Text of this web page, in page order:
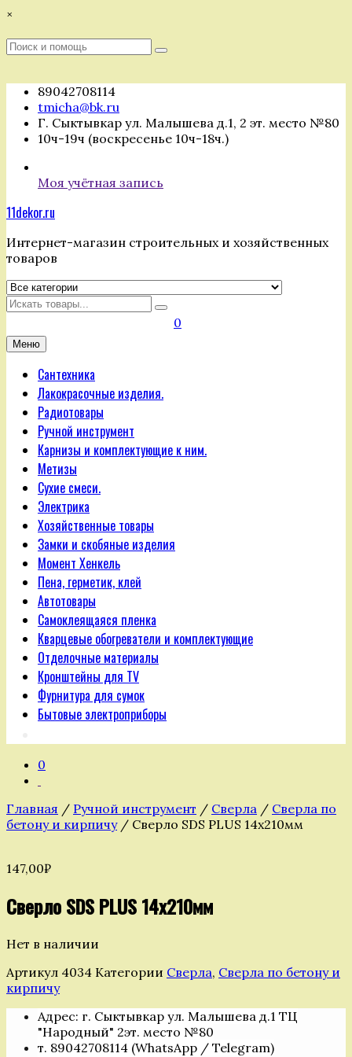
Перейти
содержимому
×
Поиск
Поиск
89042708114
tmicha@bk.ru
Г. Сыктывкар ул. Малышева д.1, 2 эт. место №80
10ч-19ч (воскресенье 10ч-18ч.)
Моя учётная запись
11dekor.ru
Интернет-магазин строительных и хозяйственных
товаров
Искать
0
Меню
Сантехника
Лакокрасочные изделия.
Радиотовары
Ручной инструмент
Карнизы и комплектующие к ним.
Метизы
Сухие смеси.
Электрика
Хозяйственные товары
Замки и скобяные изделия
Момент Хенкель
Пена, герметик, клей
Автотовары
Самоклеящаяся пленка
Кварцевые обогреватели и комплектующие
Отделочные материалы
Кронштейны для TV
Фурнитура для сумок
Бытовые электроприборы
0
Главная / Ручной инструмент / Сверла / Сверла по
бетону и кирпичу/ Сверло SDS PLUS 14х210мм
147,00₽
Сверло SDS PLUS 14х210мм
Нет в наличии
Артикул 4034 Категории Сверла, Сверла по бетону и
кирпичу
Адрес: г. Сыктывкар ул. Малышева д.1 ТЦ
"Народный" 2эт. место №80
т. 89042708114 (WhatsApp / Telegram)